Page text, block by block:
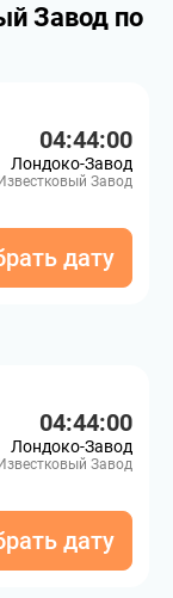
Завод по
04:44:00
Лондоко-Завод
Известковый Завод
дату
04:44:00
Лондоко-Завод
Известковый Завод
дату